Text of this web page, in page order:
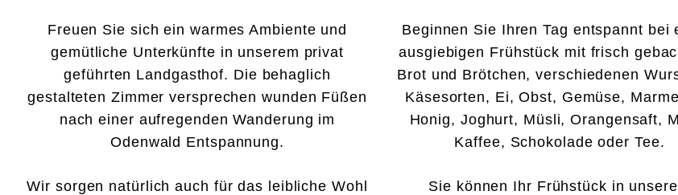
Freuen Sie sich ein warmes Ambiente und
gemütliche Unterkünfte in unserem privat
geführten Landgasthof. Die behaglich
gestalteten Zimmer versprechen wunden Füßen
nach einer aufregenden Wanderung im
Odenwald Entspannung.
Wir sorgen natürlich auch für das leibliche Wohl
Beginnen Sie Ihren Tag entspannt bei
ausgiebigen Frühstück mit frisch
Brot und Brötchen, verschiedenen
Käsesorten, Ei, Obst, Gemüse,
Honig, Joghurt, Müsli, Orangensaft,
Kaffee, Schokolade oder Tee.
Sie können Ihr Frühstück in